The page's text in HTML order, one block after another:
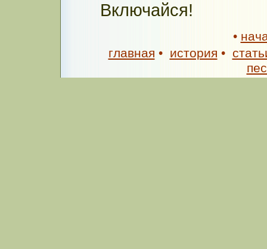
Включайся!
•
главная • история •